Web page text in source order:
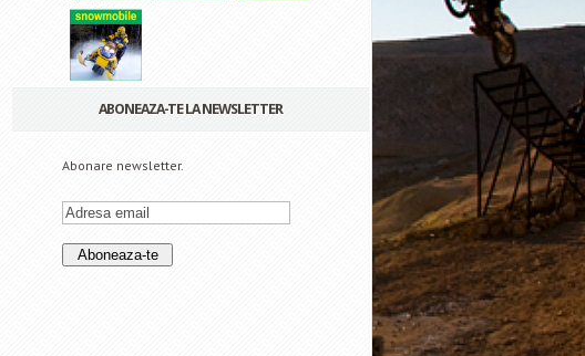
ABONEAZA-TE LA NEWSLETTER
Abonare newsletter.